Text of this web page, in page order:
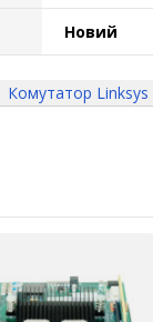
Новий
Комутатор Linksys